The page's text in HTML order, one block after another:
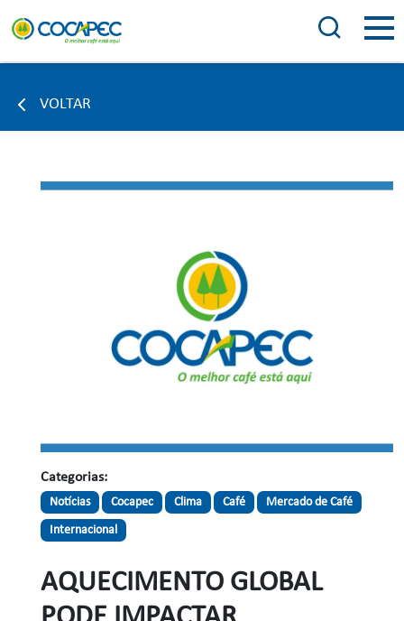
VOLTAR
Categorias:
Notícias Cocapec Clima Café Mercado de Café
Internacional
AQUECIMENTO GLOBAL